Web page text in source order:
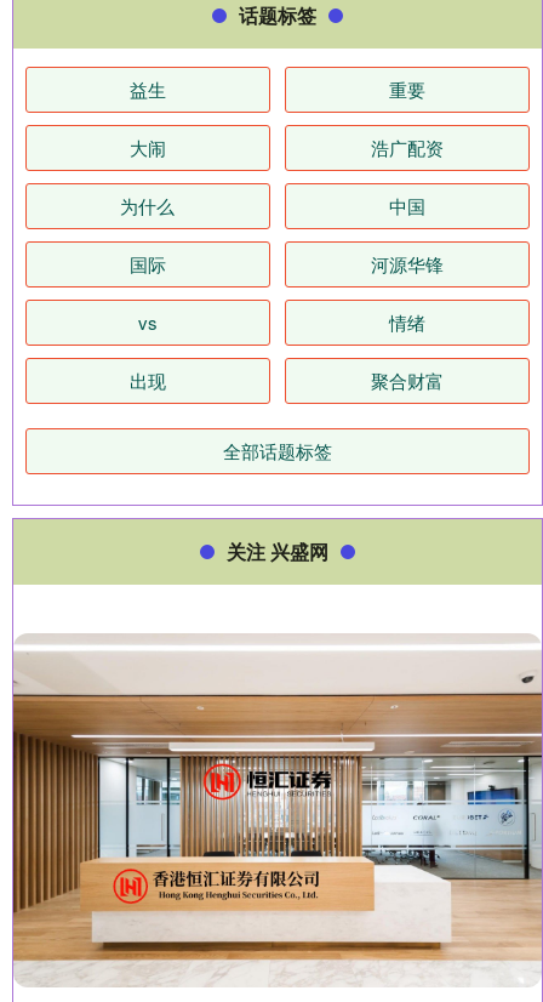
话题标签
益生 重要
大闹 浩广配资
为什么 中国
国际 河源华锋
vs 情绪
出现 聚合财富
全部话题标签
关注 兴盛网